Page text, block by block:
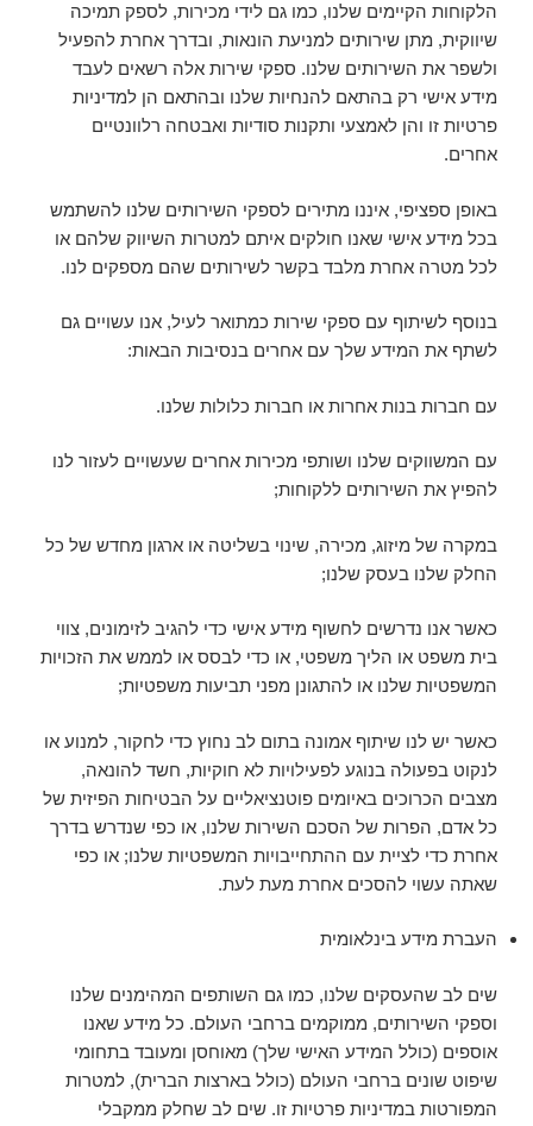
הלקוחות הקיימים שלנו, כמו גם לידי מכירות, לספק תמיכה
שיווקית, מתן שירותים למניעת הונאות, ובדרך אחרת להפעיל
ולשפר את השירותים שלנו. ספקי שירות אלה רשאים לעבד
מידע אישי רק בהתאם להנחיות שלנו ובהתאם הן למדיניות
פרטיות זו והן לאמצעי ותקנות סודיות ואבטחה רלוונטיים
אחרים.
באופן ספציפי, איננו מתירים לספקי השירותים שלנו להשתמש
בכל מידע אישי שאנו חולקים איתם למטרות השיווק שלהם או
לכל מטרה אחרת מלבד בקשר לשירותים שהם מספקים לנו.
בנוסף לשיתוף עם ספקי שירות כמתואר לעיל, אנו עשויים גם
לשתף את המידע שלך עם אחרים בנסיבות הבאות:
עם חברות בנות אחרות או חברות כלולות שלנו.
עם המשווקים שלנו ושותפי מכירות אחרים שעשויים לעזור לנו
להפיץ את השירותים ללקוחות;
במקרה של מיזוג, מכירה, שינוי בשליטה או ארגון מחדש של כל
החלק שלנו בעסק שלנו;
כאשר אנו נדרשים לחשוף מידע אישי כדי להגיב לזימונים, צווי
בית משפט או הליך משפטי, או כדי לבסס או לממש את הזכויות
המשפטיות שלנו או להתגונן מפני תביעות משפטיות;
כאשר יש לנו שיתוף אמונה בתום לב נחוץ כדי לחקור, למנוע או
לנקוט בפעולה בנוגע לפעילויות לא חוקיות, חשד להונאה,
מצבים הכרוכים באיומים פוטנציאליים על הבטיחות הפיזית של
כל אדם, הפרות של הסכם השירות שלנו, או כפי שנדרש בדרך
אחרת כדי לציית עם ההתחייבויות המשפטיות שלנו; או כפי
שאתה עשוי להסכים אחרת מעת לעת.
העברת מידע בינלאומית
שים לב שהעסקים שלנו, כמו גם השותפים המהימנים שלנו
וספקי השירותים, ממוקמים ברחבי העולם. כל מידע שאנו
אוספים (כולל המידע האישי שלך) מאוחסן ומעובד בתחומי
שיפוט שונים ברחבי העולם (כולל בארצות הברית), למטרות
המפורטות במדיניות פרטיות זו. שים לב שחלק ממקבלי